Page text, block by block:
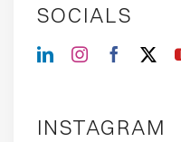
SOCIALS
INSTAGRAM